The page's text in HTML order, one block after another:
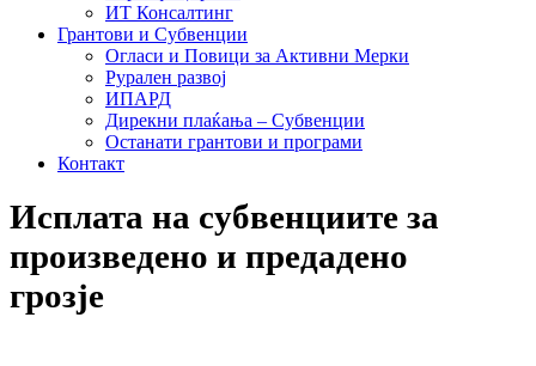
ИТ Консалтинг
Грантови и Субвенции
Огласи и Повици за Активни Мерки
Рурален развој
ИПАРД
Дирекни плаќања – Субвенции
Останати грантови и програми
Контакт
Исплата на субвенциите за
произведено и предадено
грозје